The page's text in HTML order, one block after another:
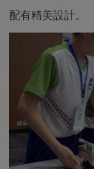
配有精美設計。